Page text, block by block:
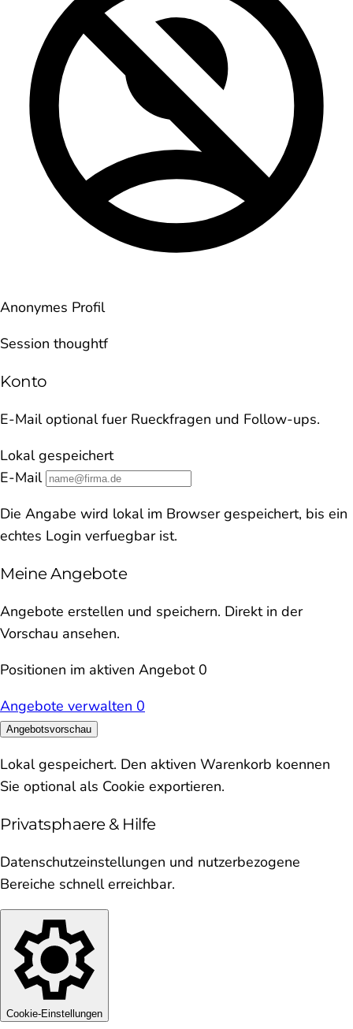
Anonymes Profil
Session thoughtf
Konto
E-Mail optional fuer Rueckfragen und Follow-ups.
Lokal gespeichert
E-Mail
Die Angabe wird lokal im Browser gespeichert, bis ein
echtes Login verfuegbar ist.
Meine Angebote
Angebote erstellen und speichern. Direkt in der
Vorschau ansehen.
Positionen im aktiven Angebot 0
Angebote verwalten 0
Angebotsvorschau
Lokal gespeichert. Den aktiven Warenkorb koennen
Sie optional als Cookie exportieren.
Privatsphaere & Hilfe
Datenschutzeinstellungen und nutzerbezogene
Bereiche schnell erreichbar.
Cookie-Einstellungen